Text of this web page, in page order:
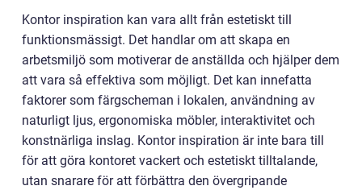
Kontor inspiration kan vara allt från estetiskt till
funktionsmässigt. Det handlar om att skapa en
arbetsmiljö som motiverar de anställda och hjälper dem
att vara så effektiva som möjligt. Det kan innefatta
faktorer som färgscheman i lokalen, användning av
naturligt ljus, ergonomiska möbler, interaktivitet och
konstnärliga inslag. Kontor inspiration är inte bara till
för att göra kontoret vackert och estetiskt tilltalande,
utan snarare för att förbättra den övergripande